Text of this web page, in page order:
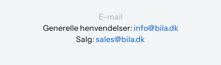
E-mail
Generelle henvendelser: info@bila.dk
Salg: sales@bila.dk